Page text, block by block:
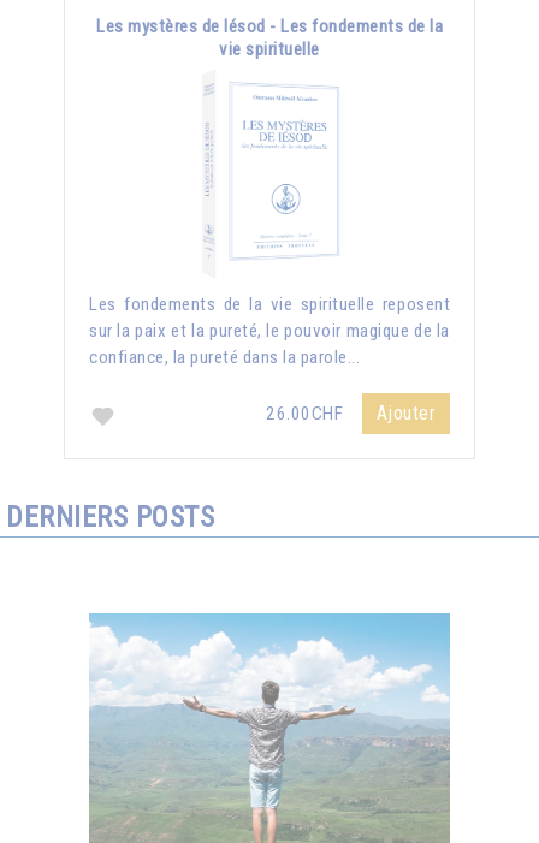
Les mystères de Iésod - Les fondements de la
vie spirituelle
Les fondements de la vie spirituelle reposent
sur la paix et la pureté, le pouvoir magique de la
confiance, la pureté dans la parole...
26.00CHF Ajouter
DERNIERS POSTS